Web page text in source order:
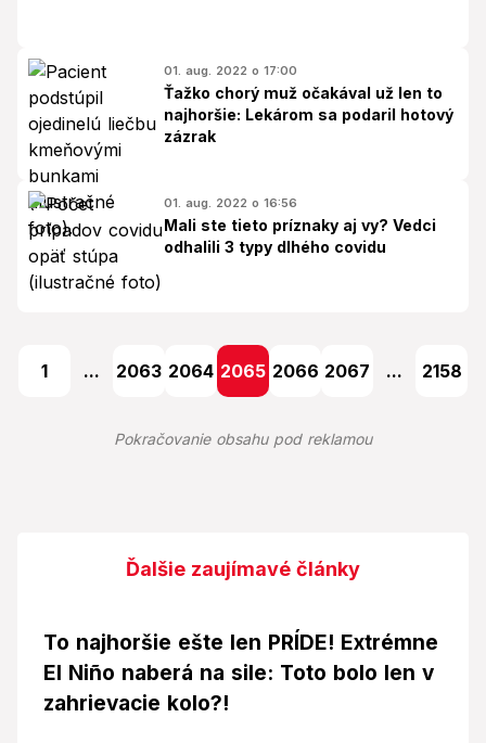
01. aug. 2022 o 17:00
Ťažko chorý muž očakával už len to
najhoršie: Lekárom sa podaril hotový
zázrak
01. aug. 2022 o 16:56
Mali ste tieto príznaky aj vy? Vedci
odhalili 3 typy dlhého covidu
1 ... 2063 2064 2065 2066 2067 ... 2158
Pokračovanie obsahu pod reklamou
Ďalšie zaujímavé články
To najhoršie ešte len PRÍDE! Extrémne
El Niño naberá na sile: Toto bolo len v
zahrievacie kolo?!